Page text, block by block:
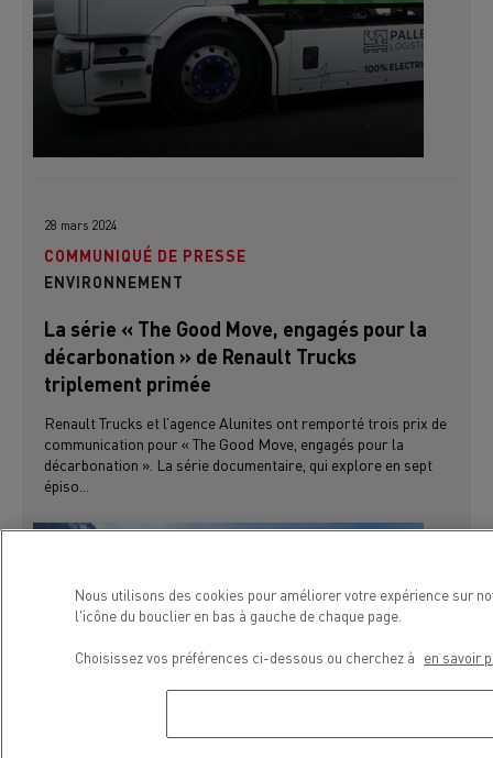
28 mars 2024
COMMUNIQUÉ DE PRESSE
ENVIRONNEMENT
La série « The Good Move, engagés pour la
décarbonation » de Renault Trucks
triplement primée
Renault Trucks et l’agence Alunites ont remporté trois prix de
communication pour « The Good Move, engagés pour la
décarbonation ». La série documentaire, qui explore en sept
épiso...
Nous utilisons des cookies pour améliorer votre expérience sur
l'icône du bouclier en bas à gauche de chaque page.
Choisissez vos préférences ci-dessous ou cherchez à en savoir